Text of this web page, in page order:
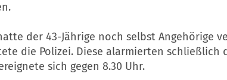
der 43-Jährige noch selbst Angehörige
die Polizei. Diese alarmierten schließlich
sich gegen 8.30 Uhr.